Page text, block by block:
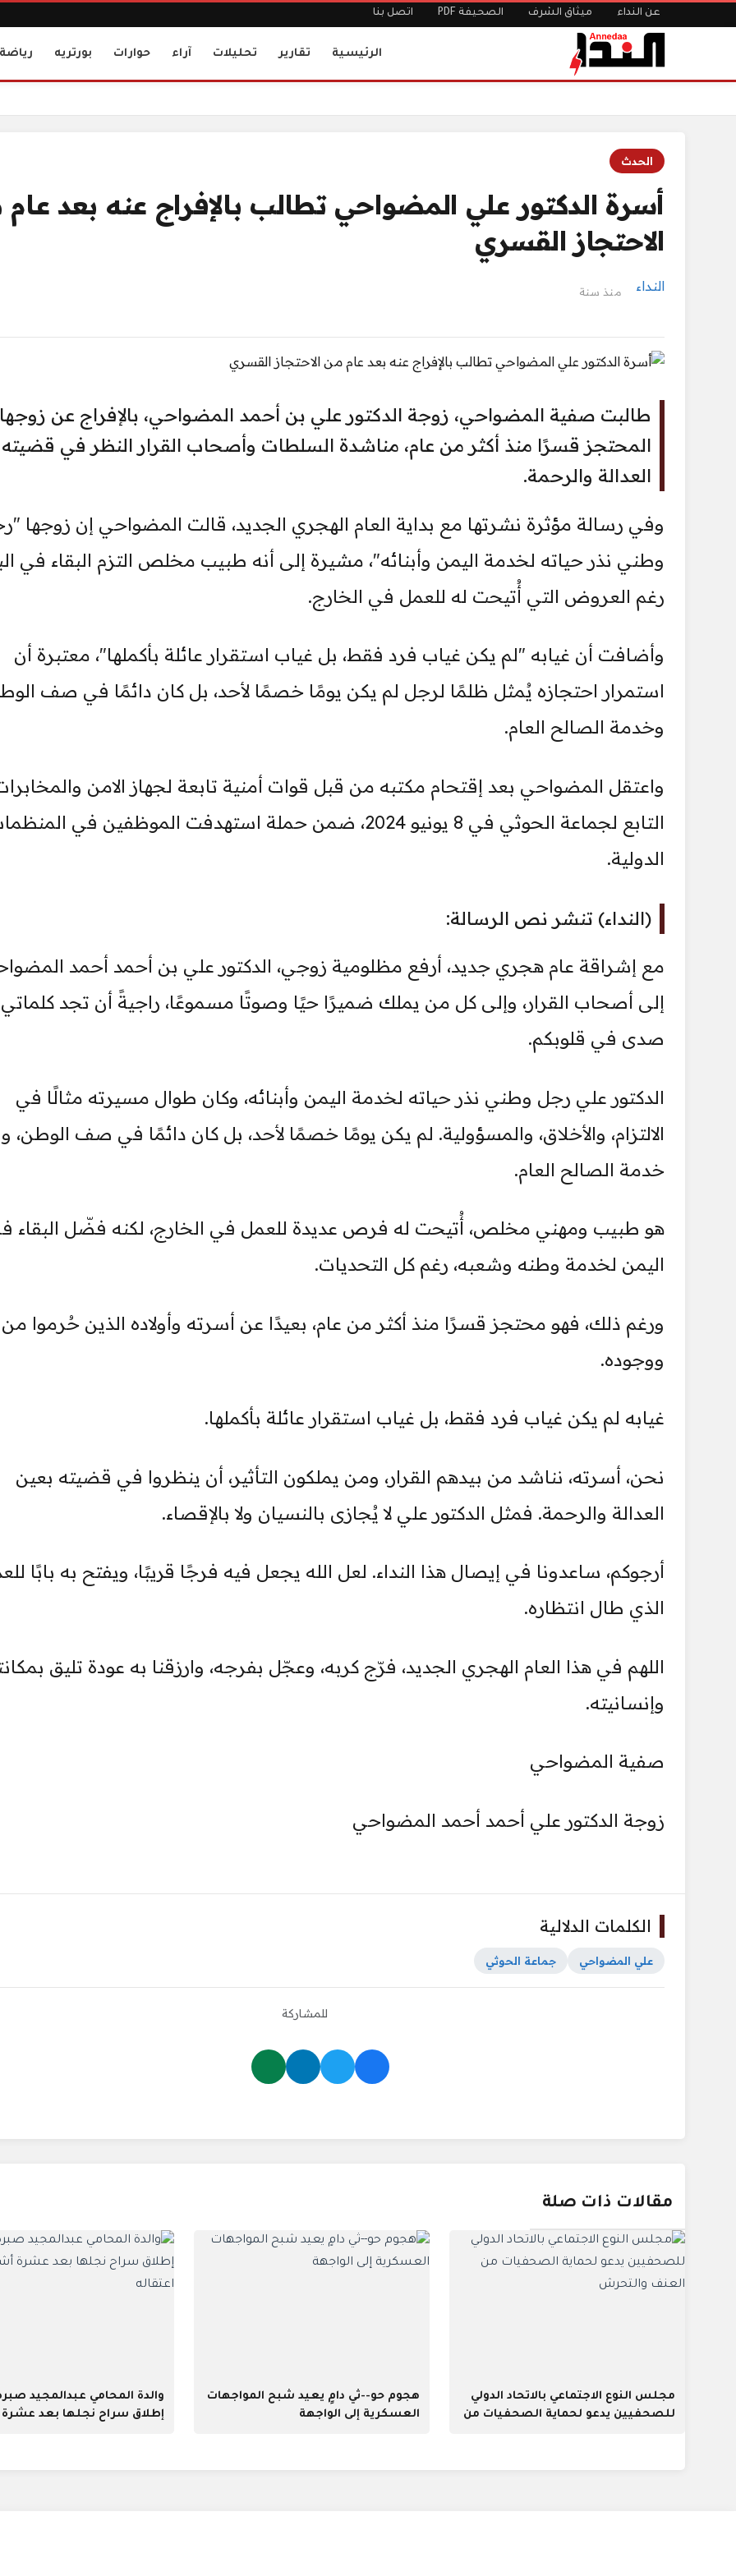
عن النداء ميثاق الشرف الصحيفة PDF اتصل بنا
الرئيسية تقارير تحليلات آراء حوارات بورتريه رياضة
الحدث
أسرة الدكتور علي المضواحي تطالب بالإفراج عنه بعد
الاحتجاز القسري
النداء منذ سنة
طالبت صفية المضواحي، زوجة الدكتور علي بن أحمد المضواحي، بالإفراج عن زوجها
المحتجز قسرًا منذ أكثر من عام، مناشدة السلطات وأصحاب القرار النظر في
العدالة والرحمة.
وفي رسالة مؤثرة نشرتها مع بداية العام الهجري الجديد، قالت المضواحي إن زوجها
وطني نذر حياته لخدمة اليمن وأبنائه"، مشيرة إلى أنه طبيب مخلص التزم البقاء في
رغم العروض التي أُتيحت له للعمل في الخارج.
وأضافت أن غيابه "لم يكن غياب فرد فقط، بل غياب استقرار عائلة بأكملها"، معتبرة أن
استمرار احتجازه يُمثل ظلمًا لرجل لم يكن يومًا خصمًا لأحد، بل كان دائمًا في صف
وخدمة الصالح العام.
واعتقل المضواحي بعد إقتحام مكتبه من قبل قوات أمنية تابعة لجهاز الامن
التابع لجماعة الحوثي في 8 يونيو 2024، ضمن حملة استهدفت الموظفين في
الدولية.
(النداء) تنشر نص الرسالة:
مع إشراقة عام هجري جديد، أرفع مظلومية زوجي، الدكتور علي بن أحمد أحمد
إلى أصحاب القرار، وإلى كل من يملك ضميرًا حيًا وصوتًا مسموعًا، راجيةً أن تجد كلماتي
صدى في قلوبكم.
الدكتور علي رجل وطني نذر حياته لخدمة اليمن وأبنائه، وكان طوال مسيرته مثالًا في
الالتزام، والأخلاق، والمسؤولية. لم يكن يومًا خصمًا لأحد، بل كان دائمًا في صف الوطن،
خدمة الصالح العام.
هو طبيب ومهني مخلص، أُتيحت له فرص عديدة للعمل في الخارج، لكنه فضّل البقاء
اليمن لخدمة وطنه وشعبه، رغم كل التحديات.
ورغم ذلك، فهو محتجز قسرًا منذ أكثر من عام، بعيدًا عن أسرته وأولاده الذين حُرموا
ووجوده.
غيابه لم يكن غياب فرد فقط، بل غياب استقرار عائلة بأكملها.
نحن، أسرته، نناشد من بيدهم القرار، ومن يملكون التأثير، أن ينظروا في قضيته بعين
العدالة والرحمة. فمثل الدكتور علي لا يُجازى بالنسيان ولا بالإقصاء.
أرجوكم، ساعدونا في إيصال هذا النداء. لعل الله يجعل فيه فرجًا قريبًا، ويفتح به بابًا
الذي طال انتظاره.
اللهم في هذا العام الهجري الجديد، فرّج كربه، وعجّل بفرجه، وارزقنا به عودة تليق
وإنسانيته.
صفية المضواحي
زوجة الدكتور علي أحمد أحمد المضواحي
الكلمات الدلالية
علي المضواحي جماعة الحوثي
للمشاركة
مقالات ذات صلة
مجلس النوع الاجتماعي بالاتحاد الدولي
للصحفيين يدعو لحماية الصحفيات من
هجوم حو--ثي دامٍ يعيد شبح المواجهات
العسكرية إلى الواجهة
والدة المحامي عبدالمجيد
إطلاق سراح نجلها بعد